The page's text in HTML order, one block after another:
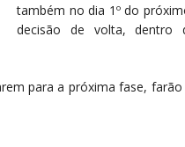
também no dia 1º do
decisão de volta, dentro
para a próxima fase,